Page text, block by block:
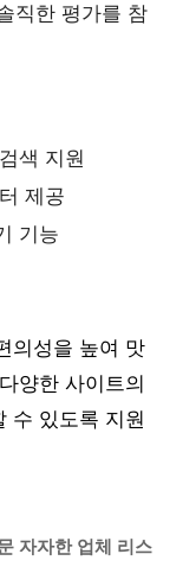
직한 평가를 참
색 지원
제공
기능
의성을 높여 맛
양한 사이트의
수 있도록 지원
자자한 업체 리스